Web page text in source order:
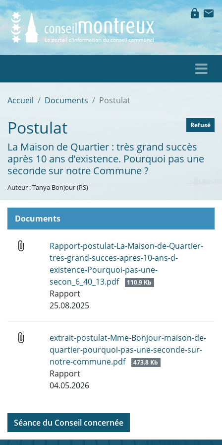
lock mail
Accueil Documents Postulat
Refusé
Postulat
La Maison de Quartier : très grand succès
après 10 ans d’existence. Pourquoi pas une
seconde sur notre Commune ?
Auteur : Tanya Bonjour (PS)
Documents
attach_file
Rapport-postulat-La-Maison-de-Quartier-
tres-grand-succes-apres-10-ans-d-
existence-Pourquoi-pas-une-
secon_6_40_13.pdf
110.9 Kb
Rapport
25.08.2025
attach_file
extrait-postulat-Mme-Bonjour-maison-de-
quartier-pourquoi-pas-une-seconde-sur-
notre-commune.pdf
473.8 Kb
Rapport
04.05.2026
Séance du Conseil concernée